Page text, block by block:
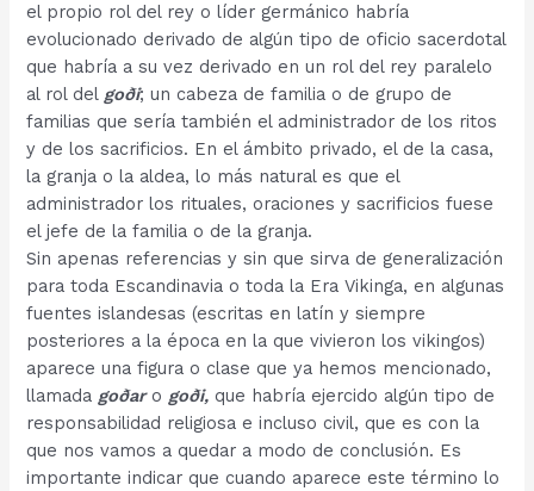
el propio rol del rey o líder germánico habría
evolucionado derivado de algún tipo de oficio sacerdotal
que habría a su vez derivado en un rol del rey paralelo
al rol del goði; un cabeza de familia o de grupo de
familias que sería también el administrador de los ritos
y de los sacrificios. En el ámbito privado, el de la casa,
la granja o la aldea, lo más natural es que el
administrador los rituales, oraciones y sacrificios fuese
el jefe de la familia o de la granja.
Sin apenas referencias y sin que sirva de generalización
para toda Escandinavia o toda la Era Vikinga, en algunas
fuentes islandesas (escritas en latín y siempre
posteriores a la época en la que vivieron los vikingos)
aparece una figura o clase que ya hemos mencionado,
llamada goðaro goði, que habría ejercido algún tipo de
responsabilidad religiosa e incluso civil, que es con la
que nos vamos a quedar a modo de conclusión. Es
importante indicar que cuando aparece este término lo